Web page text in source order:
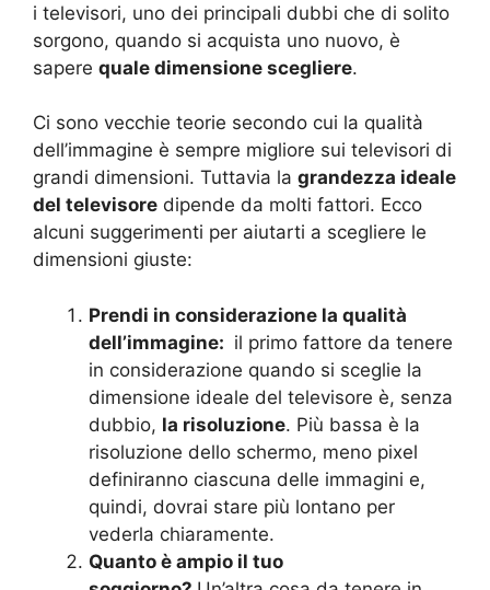
i televisori, uno dei principali dubbi che di solito
sorgono, quando si acquista uno nuovo, è
sapere quale dimensione scegliere.
Ci sono vecchie teorie secondo cui la qualità
dell’immagine è sempre migliore sui televisori di
grandi dimensioni. Tuttavia la grandezza ideale
del televisore dipende da molti fattori. Ecco
alcuni suggerimenti per aiutarti a scegliere le
dimensioni giuste:
Prendi in considerazione la qualità
dell’immagine: il primo fattore da tenere
in considerazione quando si sceglie la
dimensione ideale del televisore è, senza
dubbio, la risoluzione. Più bassa è la
risoluzione dello schermo, meno pixel
definiranno ciascuna delle immagini e,
quindi, dovrai stare più lontano per
vederla chiaramente.
Quanto è ampio il tuo